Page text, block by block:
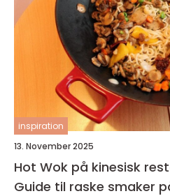
inspiration
13. November 2025
Hot Wok på kinesisk
Guide til raske smaker